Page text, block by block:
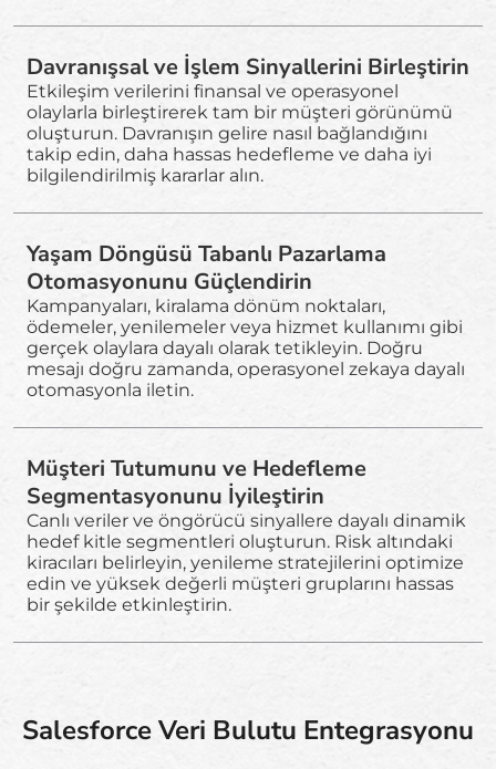
Davranışsal ve İşlem Sinyallerini Birleştirin
Etkileşim verilerini finansal ve operasyonel
olaylarla birleştirerek tam bir müşteri görünümü
oluşturun. Davranışın gelire nasıl bağlandığını
takip edin, daha hassas hedefleme ve daha iyi
bilgilendirilmiş kararlar alın.
Yaşam Döngüsü Tabanlı Pazarlama
Otomasyonunu Güçlendirin
Kampanyaları, kiralama dönüm noktaları,
ödemeler, yenilemeler veya hizmet kullanımı gibi
gerçek olaylara dayalı olarak tetikleyin. Doğru
mesajı doğru zamanda, operasyonel zekaya dayalı
otomasyonla iletin.
Müşteri Tutumunu ve Hedefleme
Segmentasyonunu İyileştirin
Canlı veriler ve öngörücü sinyallere dayalı dinamik
hedef kitle segmentleri oluşturun. Risk altındaki
kiracıları belirleyin, yenileme stratejilerini optimize
edin ve yüksek değerli müşteri gruplarını hassas
bir şekilde etkinleştirin.
Salesforce Veri Bulutu Entegrasyonu